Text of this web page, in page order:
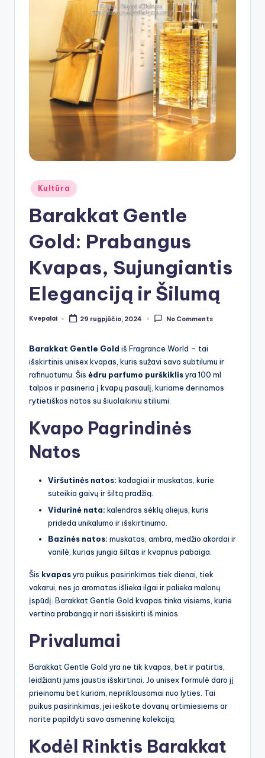
Posted
in
Kultūra
Barakkat Gentle
Gold: Prabangus
Kvapas, Sujungiantis
Eleganciją ir Šilumą
Posted
Kvepalai 29 rugpjūčio, 2024 No Comments
Barakkat Gentle Gold iš Fragrance World – tai
išskirtinis unisex kvapas, kuris sužavi savo subtilumu ir
rafinuotumu. Šis ėdru parfumo purškiklisyra 100 ml
talpos ir pasineria į kvapų pasaulį, kuriame derinamos
rytietiškos natos su šiuolaikiniu stiliumi.
Kvapo Pagrindinės
Natos
Viršutinės natos: kadagiai ir muskatas, kurie
suteikia gaivų ir šiltą pradžią.
Vidurinė nata: kalendros sėklų aliejus, kuris
prideda unikalumo ir išskirtinumo.
Bazinės natos: muskatas, ambra, medžio akordai ir
vanilė, kurias jungia šiltas ir kvapnus pabaiga.
Šis kvapasyra puikus pasirinkimas tiek dienai, tiek
vakarui, nes jo aromatas išlieka ilgai ir palieka malonų
įspūdį. Barakkat Gentle Gold kvapas tinka visiems, kurie
vertina prabangą ir nori išsiskirti iš minios.
Privalumai
Barakkat Gentle Gold yra ne tik kvapas, bet ir patirtis,
leidžianti jums jaustis išskirtinai. Jo unisex formulė daro jį
prieinamu bet kuriam, nepriklausomai nuo lyties. Tai
puikus pasirinkimas, jei ieškote dovanų artimiesiems ar
norite papildyti savo asmeninę kolekciją.
Kodėl Rinktis Barakkat